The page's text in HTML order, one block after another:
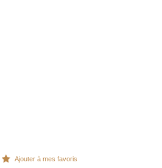
Ajouter à mes favoris